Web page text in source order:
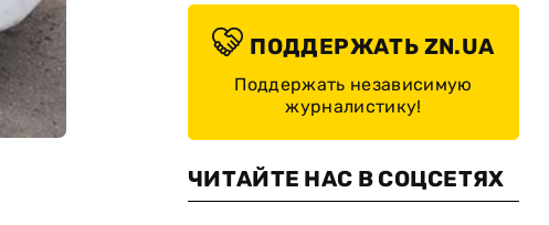
ПОДДЕРЖАТЬ ZN.UA
Поддержать независимую
журналистику!
ЧИТАЙТЕ НАС В СОЦСЕТЯХ